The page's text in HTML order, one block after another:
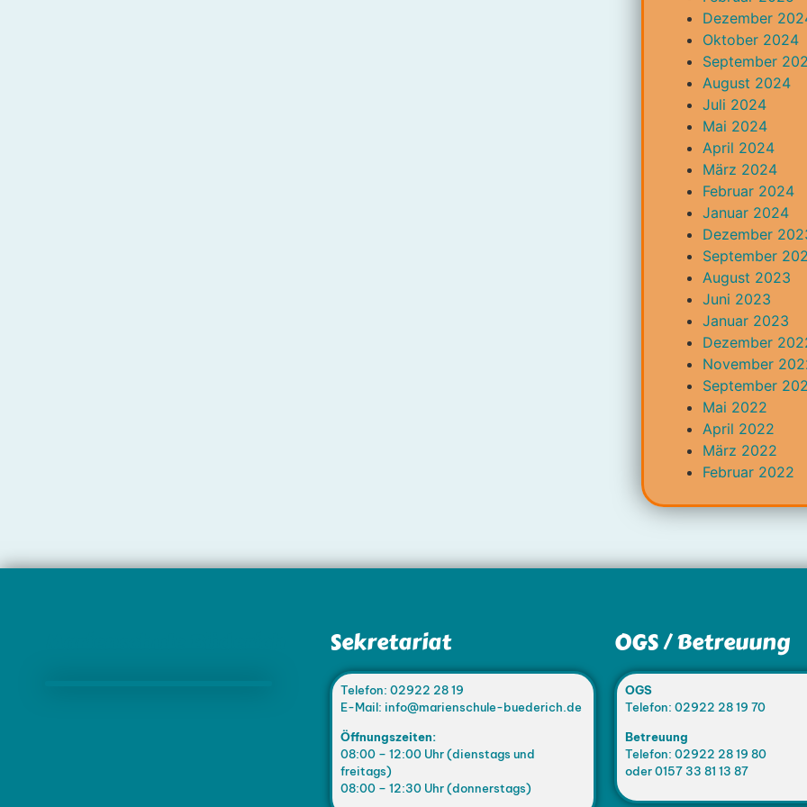
Dezember
Oktober 2024
September
August 2024
Juli 2024
Mai 2024
April 2024
März 2024
Februar 2024
Januar 2024
Dezember
September
August 2023
Juni 2023
Januar 2023
Dezember
November
September
Mai 2022
April 2022
März 2022
Februar 2022
Sekretariat
Telefon: 02922 28 19
E-Mail: info@marienschule-buederich.de
Öffnungszeiten:
08:00 – 12:00 Uhr (dienstags und
freitags)
08:00 – 12:30 Uhr (donnerstags)
OGS / Betreuung
OGS
Telefon: 02922 28 19 70
Betreuung
Telefon: 02922 28 19 80
oder 0157 33 81 13 87